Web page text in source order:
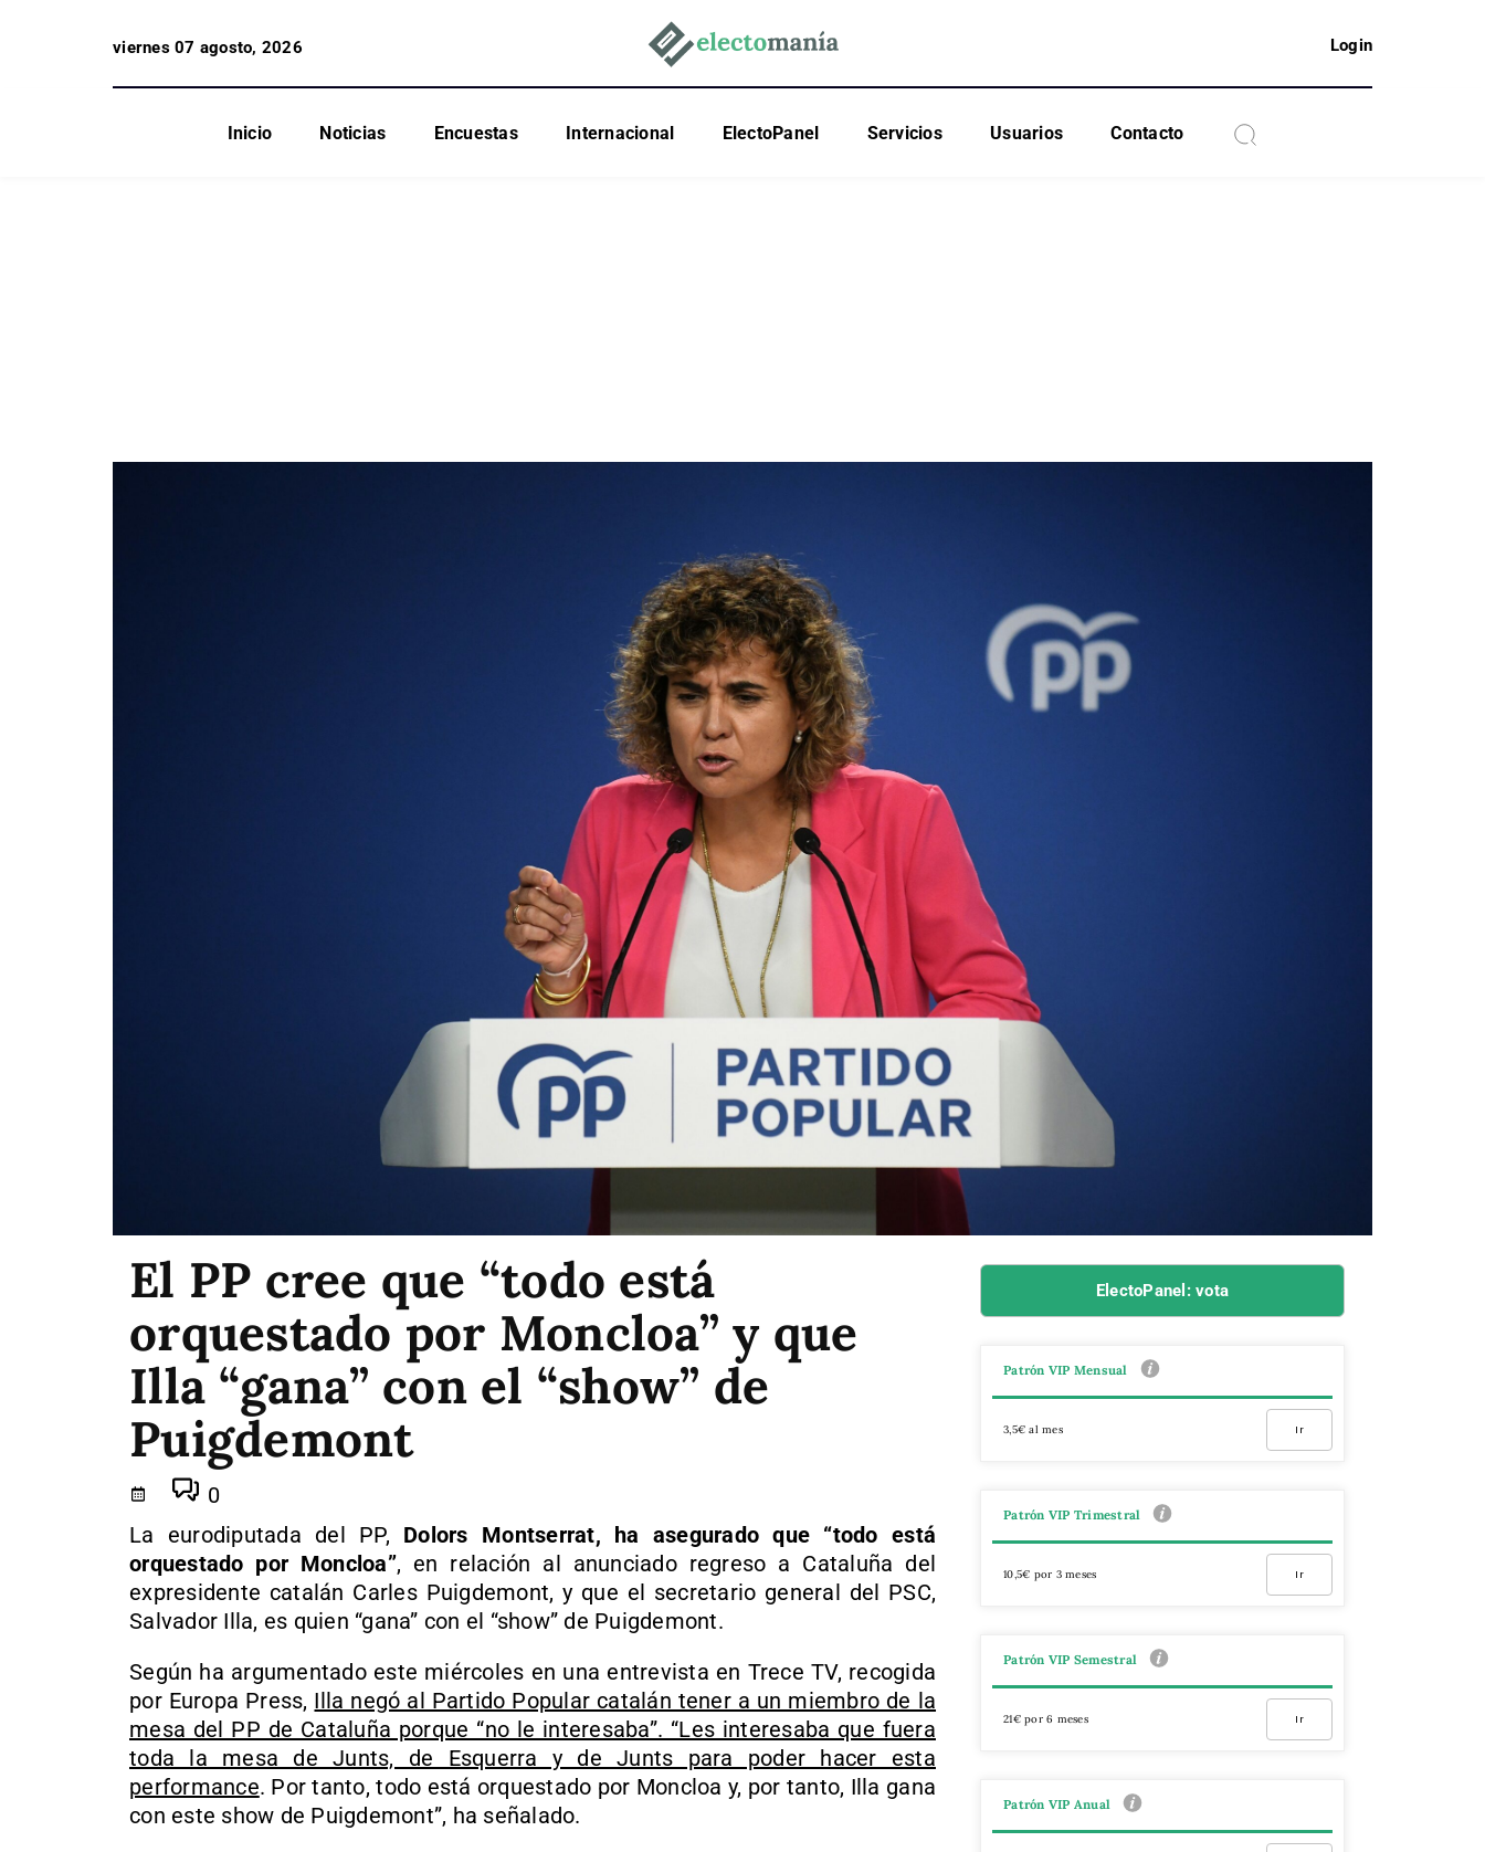
viernes 07 agosto, 2026 Login
Inicio Noticias Encuestas Internacional ElectoPanel Servicios Usuarios Contacto
El PP cree que “todo está
orquestado por Moncloa” y que
Illa “gana” con el “show” de
Puigdemont
0
La eurodiputada del PP, Dolors Montserrat, ha asegurado que “todo está
orquestado por Moncloa”, en relación al anunciado regreso a Cataluña del
expresidente catalán Carles Puigdemont, y que el secretario general del PSC,
Salvador Illa, es quien “gana” con el “show” de Puigdemont.
Según ha argumentado este miércoles en una entrevista en Trece TV, recogida
por Europa Press, Illa negó al Partido Popular catalán tener a un miembro de la
mesa del PP de Cataluña porque “no le interesaba”. “Les interesaba que fuera
toda la mesa de Junts, de Esquerra y de Junts para poder hacer esta
performance. Por tanto, todo está orquestado por Moncloa y, por tanto, Illa gana
con este show de Puigdemont”, ha señalado.
ElectoPanel: vota
Patrón VIP Mensual
3,5€ al mes Ir
Patrón VIP Trimestral
10,5€ por 3 meses Ir
Patrón VIP Semestral
21€ por 6 meses Ir
Patrón VIP Anual